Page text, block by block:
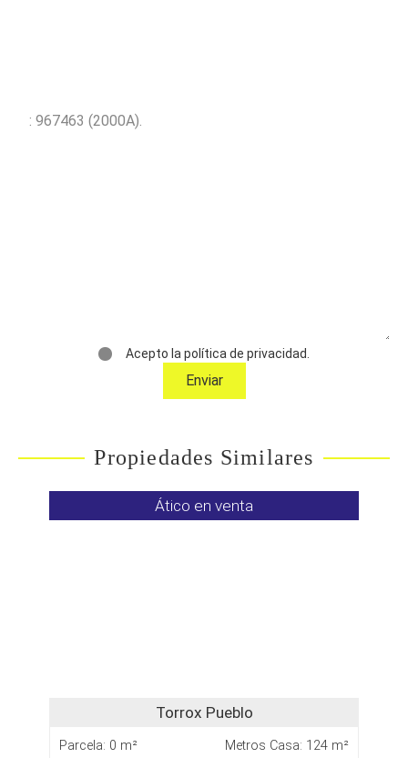
Acepto la política de privacidad.
Propiedades Similares
Ático en venta
Torrox Pueblo
Parcela: 0 m²
Metros Casa: 124 m²